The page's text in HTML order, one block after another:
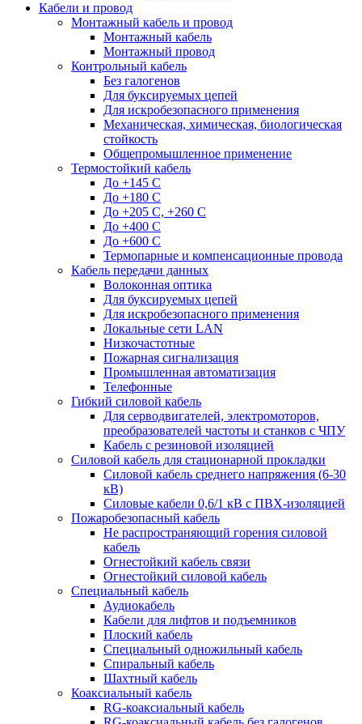
Кабели и провод
Монтажный кабель и провод
Монтажный кабель
Монтажный провод
Контрольный кабель
Без галогенов
Для буксируемых цепей
Для искробезопасного применения
Механическая, химическая, биологическая
стойкость
Общепромышленное применение
Термостойкий кабель
До +145 С
До +180 C
До +205 С, +260 С
До +400 C
До +600 С
Термопарные и компенсационные провода
Кабель передачи данных
Волоконная оптика
Для буксируемых цепей
Для искробезопасного применения
Локальные сети LAN
Низкочастотные
Пожарная сигнализация
Промышленная автоматизация
Телефонные
Гибкий силовой кабель
Для серводвигателей, электромоторов,
преобразователей частоты и станков с ЧПУ
Кабель с резиновой изоляцией
Силовой кабель для стационарной прокладки
Силовой кабель среднего напряжения (6-30
кВ)
Силовые кабели 0,6/1 кВ с ПВХ-изоляцией
Пожаробезопасный кабель
Не распространяющий горения силовой
кабель
Огнестойкий кабель связи
Огнестойкий силовой кабель
Специальный кабель
Аудиокабель
Кабели для лифтов и подъемников
Плоский кабель
Специальный одножильный кабель
Спиральный кабель
Шахтный кабель
Коаксиальный кабель
RG-коаксиальный кабель